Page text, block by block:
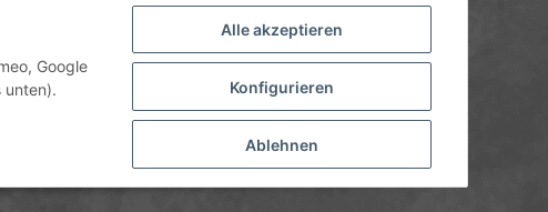
Alle akzeptieren
Konfigurieren
Ablehnen
Google
unten).